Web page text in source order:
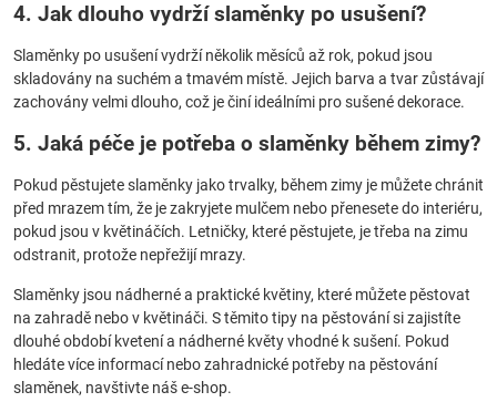
4. Jak dlouho vydrží slaměnky po usušení?
Slaměnky po usušení vydrží několik měsíců až rok, pokud jsou
skladovány na suchém a tmavém místě. Jejich barva a tvar zůstávají
zachovány velmi dlouho, což je činí ideálními pro sušené dekorace.
5. Jaká péče je potřeba o slaměnky během zimy?
Pokud pěstujete slaměnky jako trvalky, během zimy je můžete chránit
před mrazem tím, že je zakryjete mulčem nebo přenesete do interiéru,
pokud jsou v květináčích. Letničky, které pěstujete, je třeba na zimu
odstranit, protože nepřežijí mrazy.
Slaměnky jsou nádherné a praktické květiny, které můžete pěstovat
na zahradě nebo v květináči. S těmito tipy na pěstování si zajistíte
dlouhé období kvetení a nádherné květy vhodné k sušení. Pokud
hledáte více informací nebo zahradnické potřeby na pěstování
slaměnek, navštivte náš e-shop.